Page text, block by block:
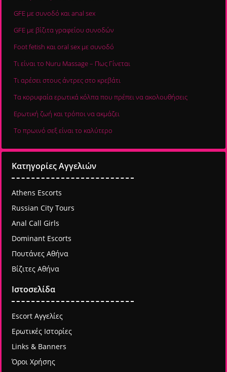
GFE με συνοδό και anal sex
GFE με βίζιτα γραφείου συνοδών
Foot fetish και oral sex με συνοδό
Τι είναι το Nuru Massage – Πως Γίνεται
Τι αρέσει στους άντρες στο κρεβάτι
Τα κορυφαία ερωτικά κόλπα που πρέπει να ακολουθήσεις
Ερωτική ζωή και τρόποι να ακμάζει
Το πρωινό σεξ είναι το καλύτερο
Κατηγορίες Αγγελιών
Athens Escorts
Russian City Tours
Anal Call Girls
Dominant Escorts
Πουτάνες Αθήνα
Βίζιτες Αθήνα
Ιστοσελίδα
Escort Αγγελίες
Ερωτικές Ιστορίες
Links & Banners
Όροι Χρήσης